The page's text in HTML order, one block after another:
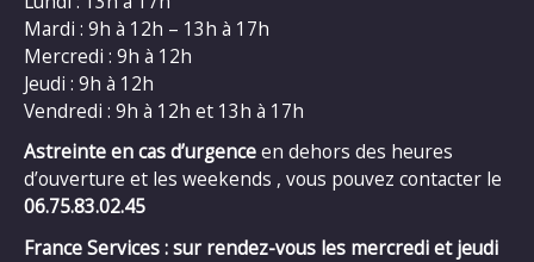
Mardi : 9h à 12h – 13h à 17h
Mercredi : 9h à 12h
Jeudi : 9h à 12h
Vendredi : 9h à 12h et 13h à 17h
Astreinte en cas d’urgenceen dehors des heures
d’ouverture et les weekends , vous pouvez contacter le
06.75.83.02.45
France Services : sur rendez-vous les mercredi et jeudi